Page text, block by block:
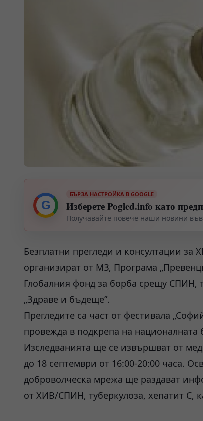
G
БЪРЗА НАСТРОЙКА В GOOGLE
Изберете Pogled.info като
Получавайте повече наши новини
Безплатни прегледи и консултации
организират от МЗ, Програма
Глобалния фонд за борба срещу СПИН,
„Здраве и бъдеще”.
Прегледите са част от фестивала
провежда в подкрепа на националната
Изследванията ще се извършват от
до 18 септември от 16:00-20:00 часа.
доброволческа мрежа ще раздават
от ХИВ/СПИН, туберкулоза, хепатит С,